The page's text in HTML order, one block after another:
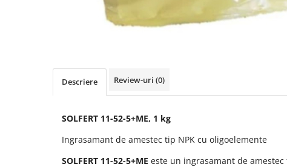
Descriere Review-uri (0)
SOLFERT 11-52-5+ME, 1 kg
Ingrasamant de amestec tip NPK cu oligoelemente
SOLFERT 11-52-5+ME este un ingrasamant de